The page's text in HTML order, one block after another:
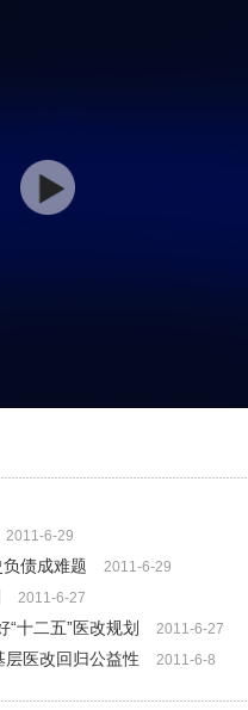
2011-6-29
债成难题 2011-6-29
2011-6-27
十二五”医改规划 2011-6-27
层医改回归公益性 2011-6-8